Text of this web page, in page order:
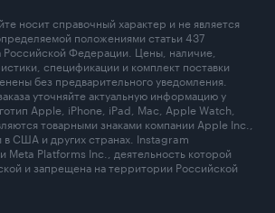
носит справочный характер и не является
положениями статьи 437
Российской Федерации. Цены, наличие,
спецификации и комплект поставки
без предварительного уведомления.
уточняйте актуальную информацию у
Apple, iPhone, iPad, Mac, Apple Watch,
товарными знаками компании Apple Inc.,
в США и других странах. Instagram
Meta Platforms Inc., деятельность которой
и запрещена на территории Российской